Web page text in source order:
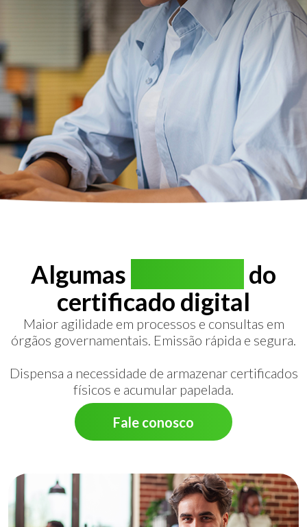
Algumas
do
certificado digital
Maior agilidade em processos e consultas em
órgãos governamentais. Emissão rápida e segura.
Dispensa a necessidade de armazenar certificados
físicos e acumular papelada.
Fale conosco